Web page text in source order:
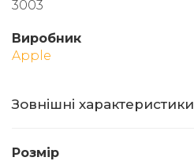
3003
Виробник
Apple
Зовнішні характеристики
Розмір